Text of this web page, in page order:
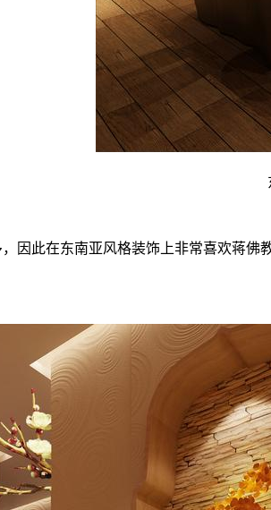
因此在东南亚风格装饰上非常喜欢蒋